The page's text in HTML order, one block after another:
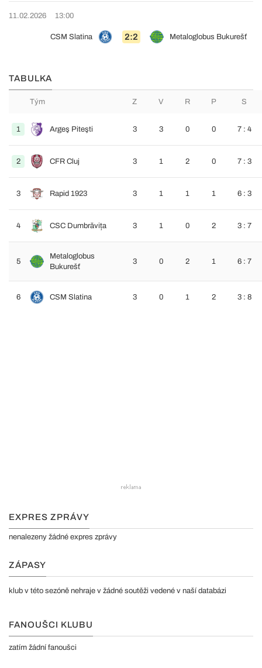
11.02.2026 13:00
CSM Slatina 2:2 Metaloglobus Bukurešť
TABULKA
Tým Z V R P S
1 Argeş Piteşti 3 3 0 0 7 : 4
2 CFR Cluj 3 1 2 0 7 : 3
3 Rapid 1923 3 1 1 1 6 : 3
4 CSC Dumbrăvița 3 1 0 2 3 : 7
5
Metaloglobus
Bukurešť
3 0 2 1 6 : 7
6 CSM Slatina 3 0 1 2 3 : 8
EXPRES ZPRÁVY
nenalezeny žádné expres zprávy
ZÁPASY
klub v této sezóně nehraje v žádné soutěži vedené v naší databázi
FANOUŠCI KLUBU
zatím žádní fanoušci